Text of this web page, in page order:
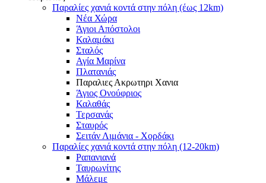
Παραλίες χανιά κοντά στην πόλη (έως 12km)
Νέα Χώρα
Άγιοι Απόστολοι
Καλαμάκι
Σταλός
Αγία Μαρίνα
Πλατανιάς
Παραλιες Ακρωτηρι Χανια
Άγιος Ονούφριος
Καλαθάς
Τερσανάς
Σταυρός
Σειτάν Λιμάνια - Χορδάκι
Παραλίες χανιά κοντά στην πόλη (12-20km)
Ραπανιανά
Ταυρωνίτης
Μάλεμε